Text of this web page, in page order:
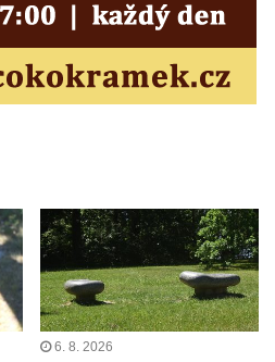
v ZOO
Leipzig
s divokým psem
Dresden
v ZOO Dresden
6. 8. 2026